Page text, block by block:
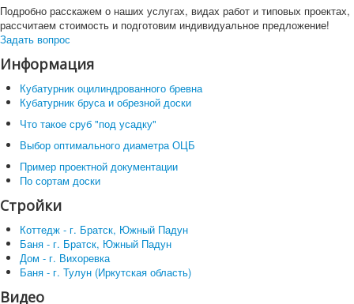
Подробно расскажем о наших услугах, видах работ и типовых проектах,
рассчитаем стоимость и подготовим индивидуальное предложение!
Задать вопрос
Информация
Кубатурник оцилиндрованного бревна
Кубатурник бруса и обрезной доски
Что такое сруб "под усадку"
Выбор оптимального диаметра ОЦБ
Пример проектной документации
По сортам доски
Стройки
Коттедж - г. Братск, Южный Падун
Баня - г. Братск, Южный Падун
Дом - г. Вихоревка
Баня - г. Тулун (Иркутская область)
Видео